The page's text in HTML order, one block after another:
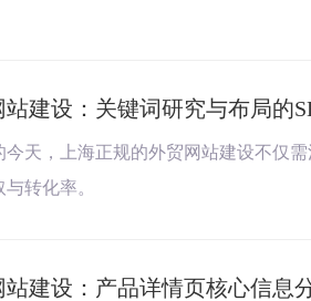
站建设：关键词研究与布局的
天，上海正规的外贸网站建设不仅
转化率。
站建设：产品详情页核心信息